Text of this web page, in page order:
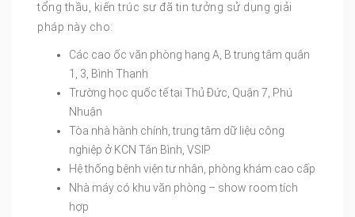
tổng thầu, kiến trúc sư đã tin tưởng sử dụng giải
pháp này cho:
Các cao ốc văn phòng hạng A, B trung tâm quận
1, 3, Bình Thạnh
Trường học quốc tế tại Thủ Đức, Quận 7, Phú
Nhuận
Tòa nhà hành chính, trung tâm dữ liệu công
nghiệp ở KCN Tân Bình, VSIP
Hệ thống bệnh viện tư nhân, phòng khám cao cấp
Nhà máy có khu văn phòng – show room tích
hợp